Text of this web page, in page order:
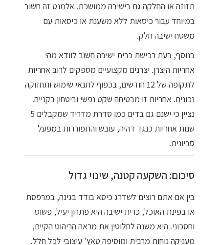
תזוזה או החלקה גם בישיבה ממושכת. אלמנט זה חשוב
במיוחד עבור כיסאות ללא משענת או כיסאות עם
משטח ישיבה חלק.
בנוסף, בעת רכישת כרית ישיבה חשוב לוודא מהי
אחריות היצרן. יצרנים מקצועיים מספקים לרוב אחריות
לתקופה של 12 חודשים, בכפוף לתנאי שימוש ותחזוקה
נכונים. אחריות זו מבטיחה שקט נפשי וביטחון בקנייה.
נציין כי ישנם גם בדים כמו סדרת מדריד שמקבלים 5
שנות אחריות כנגד דהיה, עובש והתפוררות במפעל
סביונית.
סיכום: השקעה קטנה, שינוי גדול
בין אם אתם רוצים לשדרג כיסא בודד בגינה, במרפסת
או בפינת האוכל, כרית ישיבה היא פתרון יעיל, פשוט
וחסכוני. היא משנה לחלוטין את מראה הריהוט הקיים,
מעניקה נוחות מרבית ומוסיפה טאץ' עיצובי לכל חלל.